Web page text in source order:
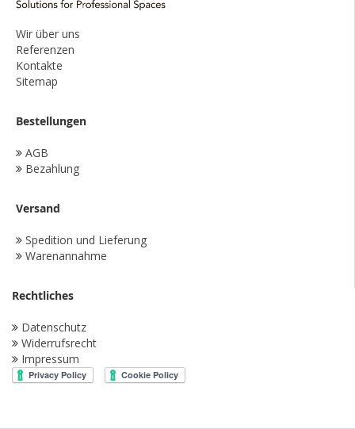
Wir über uns
Referenzen
Kontakte
Sitemap
Bestellungen
AGB
Bezahlung
Versand
Spedition und Lieferung
Warenannahme
Rechtliches
Datenschutz
Widerrufsrecht
Impressum